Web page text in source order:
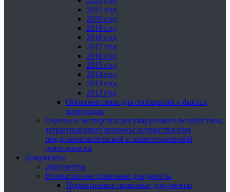
2021 год
2020 год
2019 год
2018 год
2017 год
2016 год
2015 год
2014 год
2013 год
2012 год
Обратная связь для сообщений о фактах
коррупции
Оценка и экспертиза регулирующего воздействия,
затрагивающего вопросы осуществления
предпринимательской и инвестиционной
деятельности
Документы
Документы
Нормативные правовые документы
Нормативные правовые документы